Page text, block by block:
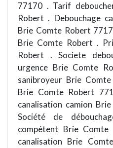
77170 . Tarif
Robert . Debouchage
Brie Comte Robert
Brie Comte Robert .
Robert . Societe
urgence Brie Comte
sanibroyeur Brie
Brie Comte Robert
canalisation camion
Société de
compétent Brie
canalisation Brie